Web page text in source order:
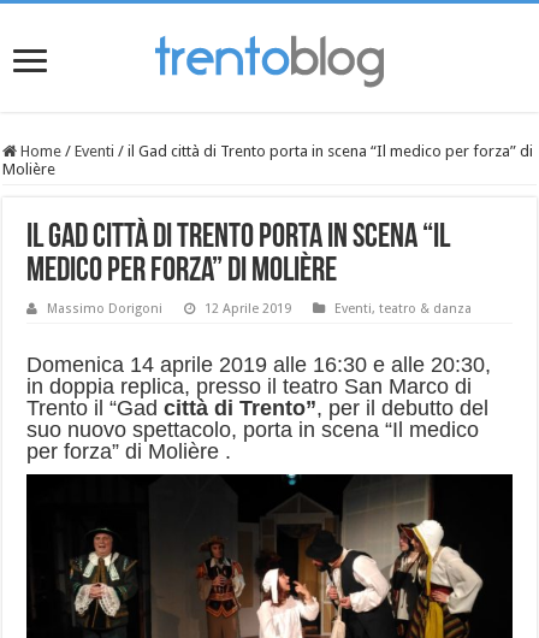
Home / Eventi / il Gad città di Trento porta in scena “Il medico per forza” di
Molière
il Gad città di Trento porta in scena “Il
medico per forza” di Molière
Massimo Dorigoni 12 Aprile 2019 Eventi,teatro & danza
Domenica 14 aprile 2019 alle 16:30 e alle 20:30,
in doppia replica, presso il teatro San Marco di
Trento il “Gadcittà di Trento”, per il debutto del
suo nuovo spettacolo, porta in scena “Il medico
per forza” di Molière .